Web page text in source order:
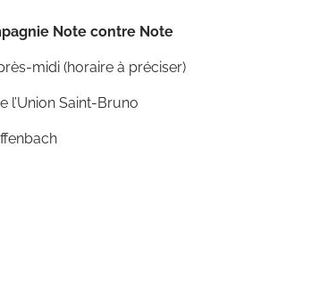
Note contre Note
midi (horaire à préciser)
l’Union Saint-Bruno